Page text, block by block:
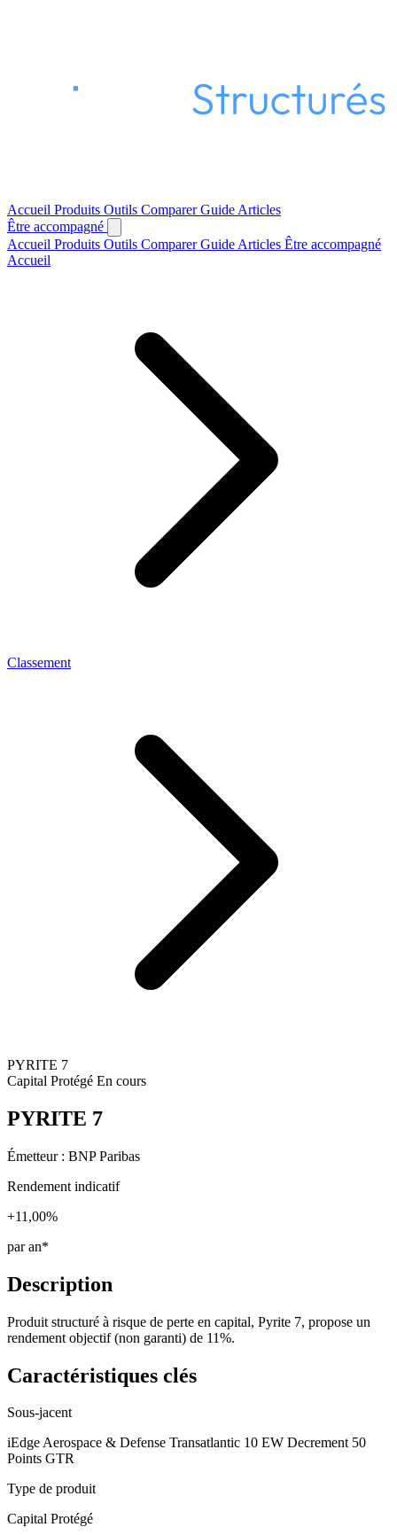
Accueil Produits Outils ComparerGuide Articles
Être accompagné
Accueil Produits Outils ComparerGuide Articles Être accompagné
Accueil
Classement
PYRITE 7
Capital Protégé En cours
PYRITE 7
Émetteur : BNP Paribas
Rendement indicatif
+11,00%
par an*
Description
Produit structuré à risque de perte en capital, Pyrite 7, propose un
rendement objectif (non garanti) de 11%.
Caractéristiques clés
Sous-jacent
iEdge Aerospace & Defense Transatlantic 10 EW Decrement 50
Points GTR
Type de produit
Capital Protégé